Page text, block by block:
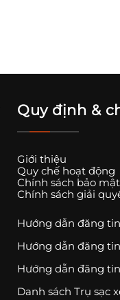
Quy định &
Giới thiệu
Quy chế hoạt động
Chính sách bảo mật
Chính sách giải
Hướng dẫn đăng
Hướng dẫn đăng
Hướng dẫn đăng
Danh sách Trụ sạc